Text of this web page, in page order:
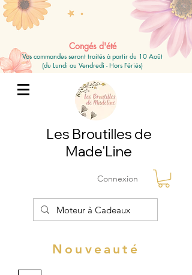
Congés d'été
Vos commandes seront traités à partir du 10 Août
(du Lundi au Vendredi - Hors Fériés)
Les Broutilles de
Made'Line
Connexion
Nouveauté